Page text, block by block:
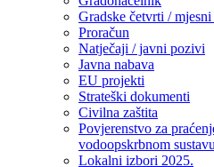
Gradske četvrti /
Proračun
Natječaji / javni pozivi
Javna nabava
EU projekti
Strateški dokumenti
Civilna zaštita
Povjerenstvo za
vodoopskrbnom
Lokalni izbori 2025.